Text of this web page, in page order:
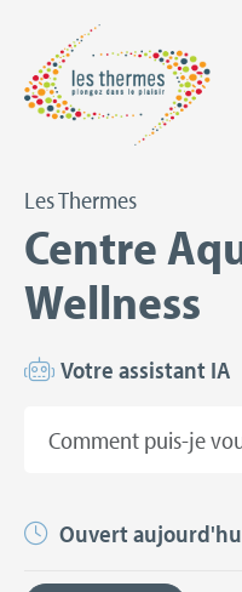
Les Thermes
Centre
Wellness
Votre assistant IA
Ouvert